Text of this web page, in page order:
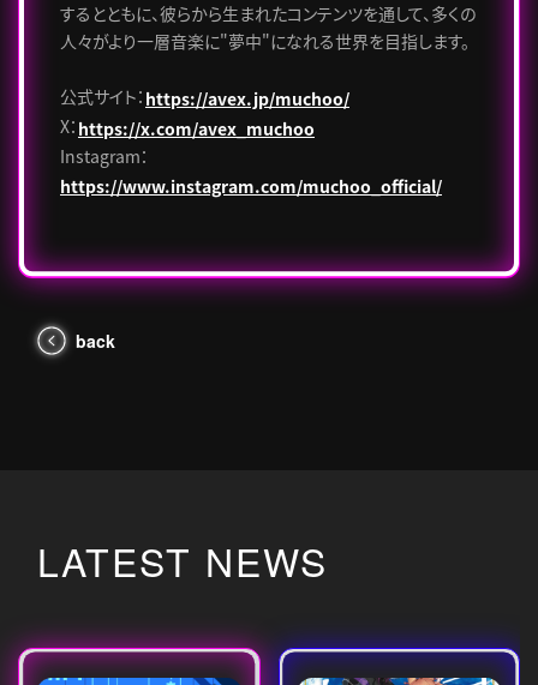
するとともに、彼らから生まれたコンテンツを通して、多くの
人々がより一層音楽に"夢中"になれる世界を目指します。
公式サイト： https://avex.jp/muchoo/
X： https://x.com/avex_muchoo
Instagram：
https://www.instagram.com/muchoo_official/
back
LATEST NEWS